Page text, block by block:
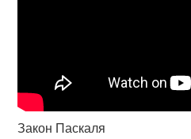
Закон Паскаля